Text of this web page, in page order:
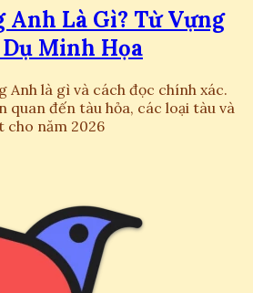
Anh Là Gì? Từ Vựng
Minh Họa
Anh là gì và cách đọc chính xác.
quan đến tàu hỏa, các loại tàu và
cho năm 2026